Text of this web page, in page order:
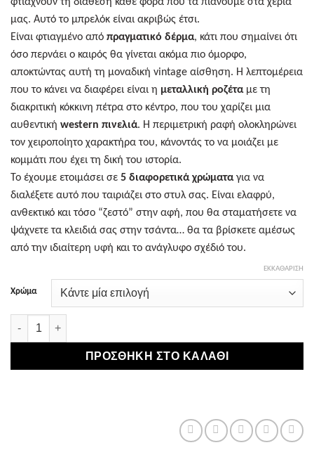
μας. Αυτό το μπρελόκ είναι ακριβώς έτσι.
Είναι φτιαγμένο από πραγματικό δέρμα, κάτι που σημαίνει ότι
όσο περνάει ο καιρός θα γίνεται ακόμα πιο όμορφο,
αποκτώντας αυτή τη μοναδική vintage αίσθηση. Η λεπτομέρεια
που το κάνει να διαφέρει είναι η μεταλλική ροζέταμε τη
διακριτική κόκκινη πέτρα στο κέντρο, που του χαρίζει μια
αυθεντική western πινελιά. Η περιμετρική ραφή ολοκληρώνει
τον χειροποίητο χαρακτήρα του, κάνοντάς το να μοιάζει με
κομμάτι που έχει τη δική του ιστορία.
Το έχουμε ετοιμάσει σε 5 διαφορετικά χρώματαγια να
διαλέξετε αυτό που ταιριάζει στο στυλ σας. Είναι ελαφρύ,
ανθεκτικό και τόσο “ζεστό” στην αφή, που θα σταματήσετε να
ψάχνετε τα κλειδιά σας στην τσάντα… θα τα βρίσκετε αμέσως
από την ιδιαίτερη υφή και το ανάγλυφο σχέδιό του.
Χρώμα
ΕΚΚΑΘΆΡΙΣΗ
Χειροποίητο Δερμάτινο Μπρελόκ με Western Ροζέτα ποσότητα
ΠΡΟΣΘΉΚΗ ΣΤΟ ΚΑΛΆΘΙ